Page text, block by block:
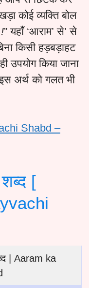
कोई व्यक्ति बोल
” यहाँ ‘आराम’ से’ से
किसी हड़बड़ाहट
उपयोग किया जाना
अर्थ को गलत भी
Shabd –
शब्द [
| Aaram ka